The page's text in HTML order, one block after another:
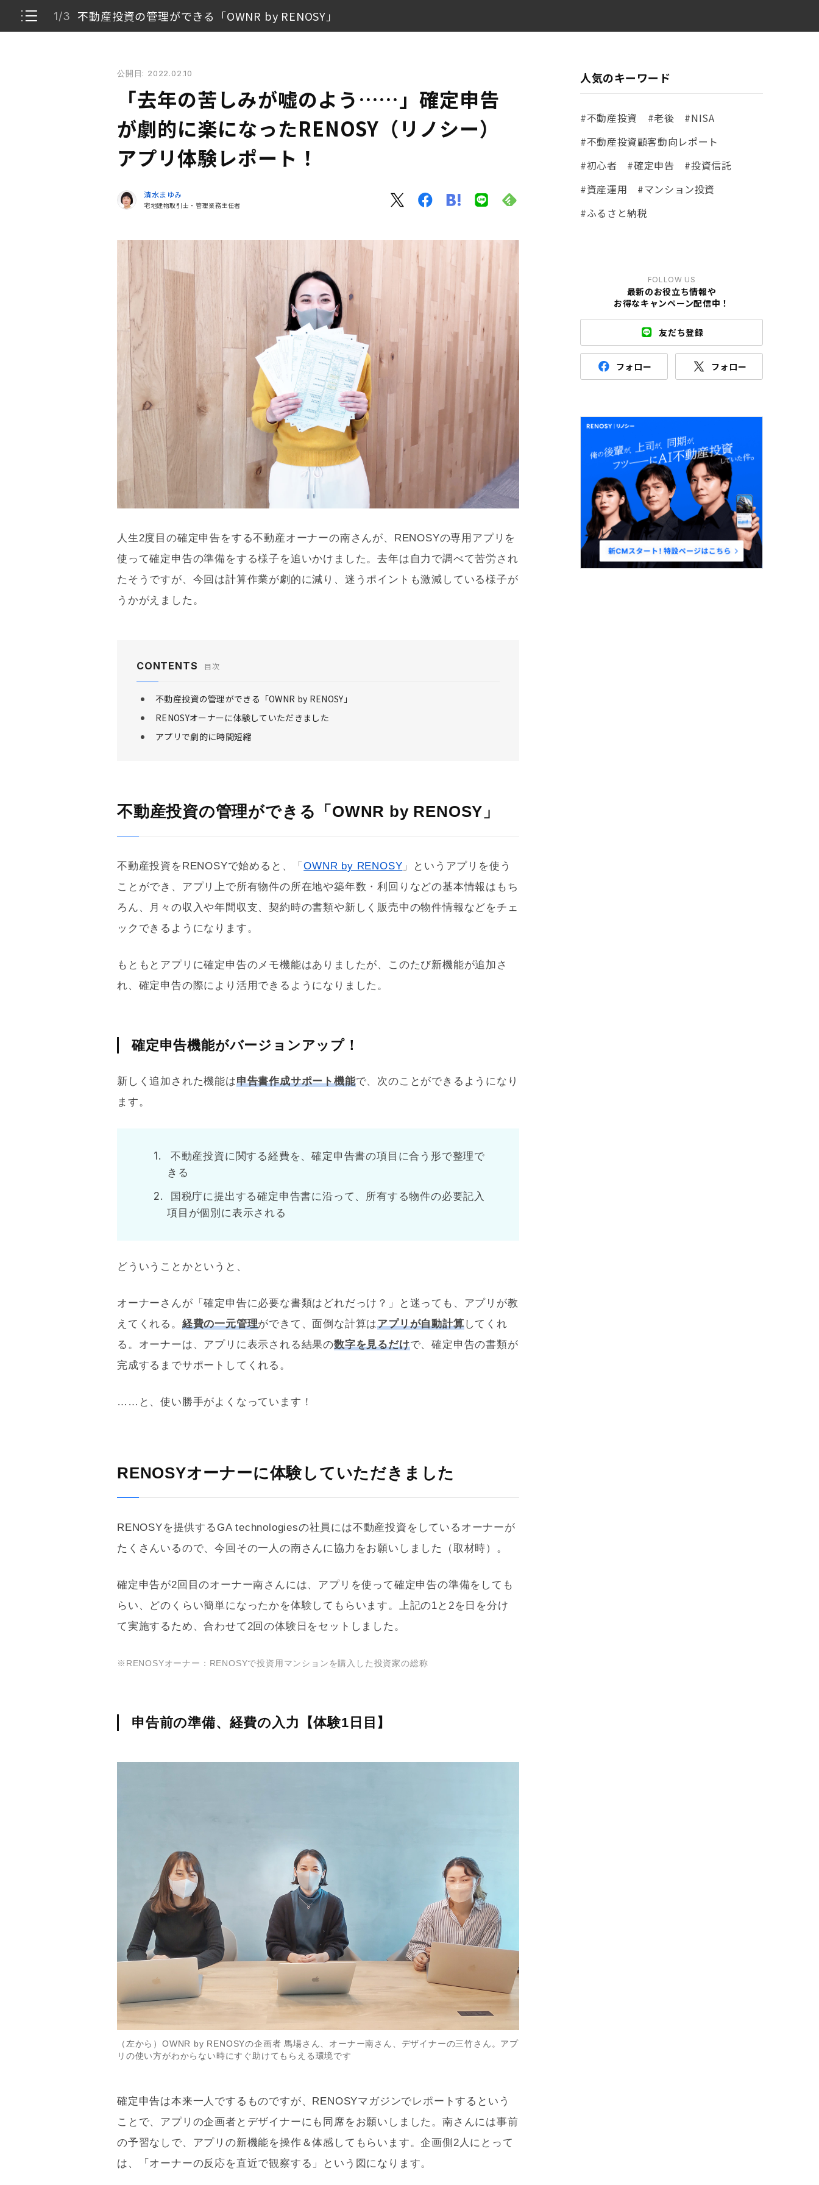
1/3 不動産投資の管理ができる「OWNR by RENOSY」
不動産投資の管理ができる「OWNR by RENOSY」
RENOSYオーナーに体験していただきました
アプリで劇的に時間短縮
公開日: 2022.02.10
「去年の苦しみが嘘のよう……」確定申告
が劇的に楽になったRENOSY（リノシー）
アプリ体験レポート！
清水まゆみ
宅地建物取引士・管理業務主任者
人生2度目の確定申告をする不動産オーナーの南さんが、RENOSYの専用アプリを
使って確定申告の準備をする様子を追いかけました。去年は自力で調べて苦労され
たそうですが、今回は計算作業が劇的に減り、迷うポイントも激減している様子が
うかがえました。
CONTENTS 目次
不動産投資の管理ができる「OWNR by RENOSY」
RENOSYオーナーに体験していただきました
アプリで劇的に時間短縮
不動産投資の管理ができる「OWNR by RENOSY」
不動産投資をRENOSYで始めると、「OWNR by RENOSY 」というアプリを使う
ことができ、アプリ上で所有物件の所在地や築年数 ・利回り などの基本情報はもち
ろん、月々の収入や年間収支、契約時の書類や新しく販売中の物件情報などをチェ
ックできるようになります。
もともとアプリに確定申告のメモ機能はありましたが、このたび新機能が追加さ
れ、確定申告の際により活用できるようになりました。
確定申告機能がバージョンアップ！
新しく追加された機能は申告書作成サポート機能で、次のことができるようになり
ます。
不動産投資に関する経費を、確定申告書の項目に合う形で整理で
きる
国税庁に提出する確定申告書に沿って、所有する物件の必要記入
項目が個別に表示される
どういうことかというと、
オーナーさんが「確定申告に必要な書類はどれだっけ？」と迷っても、アプリが教
えてくれる。 経費の一元管理ができて、面倒な計算はアプリが自動計算してくれ
る。オーナーは、アプリに表示される結果の数字を見るだけで、確定申告の書類が
完成するまでサポートしてくれる。
……と、使い勝手がよくなっています！
RENOSYオーナーに体験していただきました
RENOSYを提供するGA technologiesの社員には不動産投資をしているオーナーが
たくさんいるので、今回その一人の南さんに協力をお願いしました（取材時）。
確定申告が2回目のオーナー南さんには、アプリを使って確定申告の準備をしても
らい、どのくらい簡単になったかを体験してもらいます。上記の1と2を日を分け
て実施するため、合わせて2回の体験日をセットしました。
※RENOSYオーナー：RENOSYで投資用マンションを購入した投資家の総称
申告前の準備、経費の入力【体験1日目】
（左から）OWNR by RENOSYの企画者 馬場さん、オーナー南さん、デザイナーの三竹さん。アプ
リの使い方がわからない時にすぐ助けてもらえる環境です
確定申告は本来一人でするものですが、RENOSYマガジンでレポートするという
ことで、アプリの企画者とデザイナーにも同席をお願いしました。南さんには事前
の予習なしで、アプリの新機能を操作＆体感してもらいます。企画側2人にとって
は、「オーナーの反応を直近で観察する」という図になります。
人気のキーワード
#不動産投資 #老後
#NISA
#不動産投資顧客動向レポート
#初心者
#確定申告
#投資信託
#資産運用
#マンション投資
#ふるさと納税
FOLLOW US
最新のお役立ち情報や
お得なキャンペーン配信中！
友だち登録
フォロー フォロー